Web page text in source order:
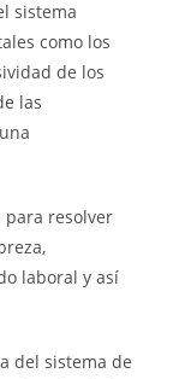
sistema
como los
de los
las
para resolver
laboral y así
del sistema de